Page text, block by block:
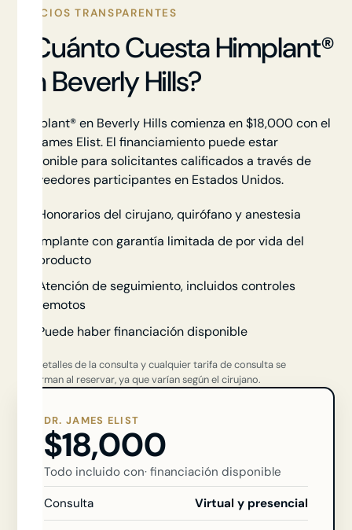
PRECIOS TRANSPARENTES
¿Cuánto Cuesta Himplant®
En Beverly Hills?
Himplant® en Beverly Hills comienza en $18,000 con el
Dr. James Elist. El financiamiento puede estar
disponible para solicitantes calificados a través de
proveedores participantes en Estados Unidos.
Honorarios del cirujano, quirófano y anestesia
Implante con garantía limitada de por vida del
producto
Atención de seguimiento, incluidos controles
remotos
Puede haber financiación disponible
Los detalles de la consulta y cualquier tarifa de consulta se
confirman al reservar, ya que varían según el cirujano.
DR. JAMES ELIST
$18,000
Todo incluido con· financiación disponible
Consulta
Virtual y presencial